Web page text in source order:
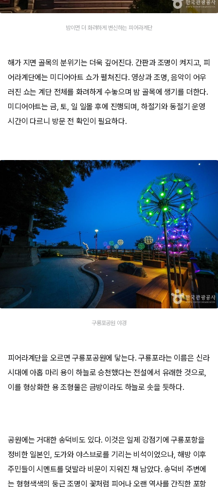
밤이면 더 화려하게 변신하는 피어라계단
해가 지면 골목의 분위기는 더욱 깊어진다. 간판과 조명이 켜지고, 피
어라계단에는 미디어아트 쇼가 펼쳐진다. 영상과 조명, 음악이 어우
러진 쇼는 계단 전체를 화려하게 수놓으며 밤 골목에 생기를 더한다.
미디어아트는 금, 토, 일 일몰 후에 진행되며, 하절기와 동절기 운영
시간이 다르니 방문 전 확인이 필요하다.
구룡포공원 야경
피어라계단을 오르면 구룡포공원에 닿는다. 구룡포라는 이름은 신라
시대에 아홉 마리 용이 하늘로 승천했다는 전설에서 유래한 것으로,
이를 형상화한 용 조형물은 금방이라도 하늘로 솟을 듯하다.
공원에는 거대한 송덕비도 있다. 이것은 일제 강점기에 구룡포항을
정비한 일본인, 도가와 야스브로를 기리는 비석이었으나, 해방 이후
주민들이 시멘트를 덧발라 비문이 지워진 채 남았다. 송덕비 주변에
는 형형색색의 둥근 조명이 꽃처럼 피어나 오랜 역사를 간직한 포항